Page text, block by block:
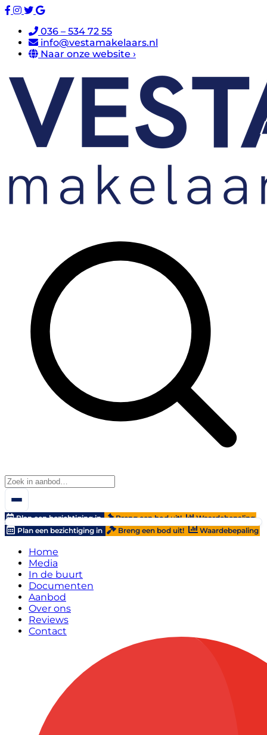
036 – 534 72 55
info@vestamakelaars.nl
Naar onze website ›
Plan een bezichtiging in Breng een bod uit!
Waardebepaling
Plan een bezichtiging in
Breng een bod uit! Waardebepaling
Home
Media
In de buurt
Documenten
Aanbod
Over ons
Reviews
Contact